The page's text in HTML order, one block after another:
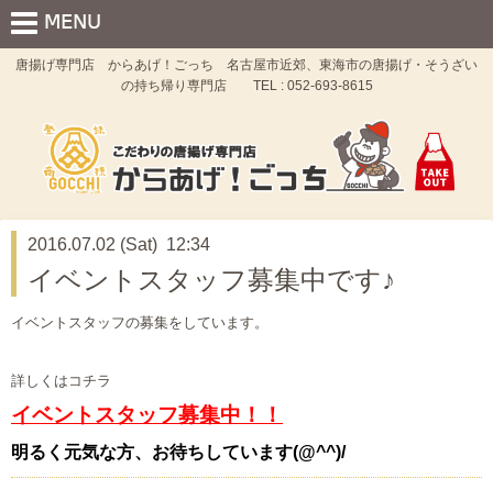
唐揚げ専門店 からあげ！ごっち 名古屋市近郊、東海市の唐揚げ・そうざい
の持ち帰り専門店 TEL : 052-693-8615
2016.07.02 (Sat) 12:34
イベントスタッフ募集中です♪
イベントスタッフの募集をしています。
詳しくはコチラ
イベントスタッフ募集中！！
明るく元気な方、お待ちしています(@^^)/